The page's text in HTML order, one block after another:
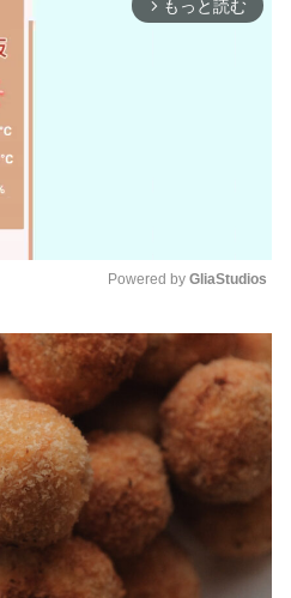
arrow_forward_ios もっと読む
u
t
e
Powered by GliaStudios